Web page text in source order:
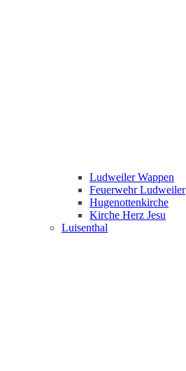
Ludweiler Wappen
Feuerwehr Ludweiler
Hugenottenkirche
Kirche Herz Jesu
Luisenthal